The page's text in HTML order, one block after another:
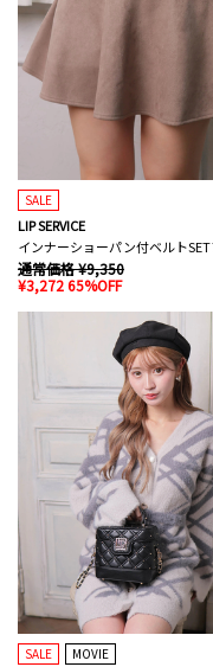
SALE
LIP SERVICE
通常価格 ¥9,350
¥3,272 65%OFF
SALE MOVIE